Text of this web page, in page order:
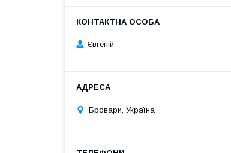
Євгеній
Бровари, Україна